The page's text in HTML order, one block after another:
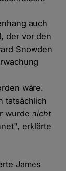
auch
der vor den
Snowden
wäre.
tatsächlich
wurdenicht
erklärte
James